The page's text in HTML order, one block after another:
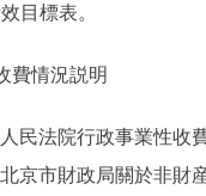
目標表。
情況説明
法院行政事業性收
市財政局關於非財